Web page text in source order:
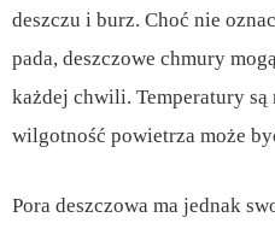
deszczu i burz. Choć nie
pada, deszczowe chmury
każdej chwili. Temperatury są
wilgotność powietrza może
Pora deszczowa ma jednak